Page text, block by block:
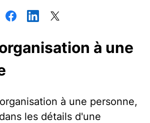
à une
à une personne,
les détails d'une